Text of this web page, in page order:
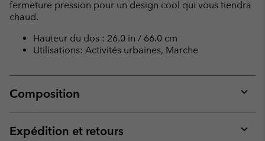
fermeture pression pour un design cool qui vous tiendra
chaud.
Hauteur du dos : 26.0 in / 66.0 cm
Utilisations: Activités urbaines, Marche
Composition
or
Expédition et retours